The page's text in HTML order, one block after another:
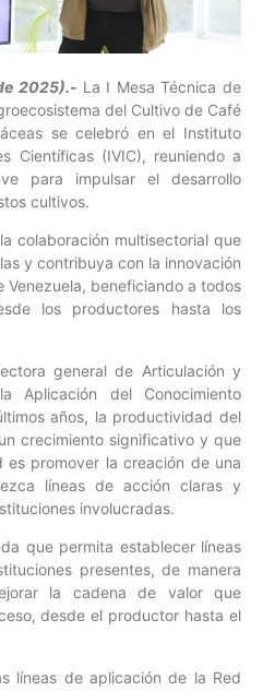
2025).- La I Mesa Técnica de
del Cultivo de Café
se celebró en el Instituto
Científicas (IVIC), reuniendo a
para impulsar el desarrollo
cultivos.
colaboración multisectorial que
y contribuya con la innovación
Venezuela, beneficiando a todos
los productores hasta los
general de Articulación y
Aplicación del Conocimiento
años, la productividad del
crecimiento significativo y que
promover la creación de una
líneas de acción claras y
involucradas.
que permita establecer líneas
presentes, de manera
la cadena de valor que
desde el productor hasta el
líneas de aplicación de la Red